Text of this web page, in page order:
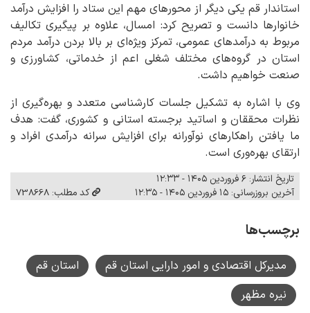
استاندار قم یکی دیگر از محورهای مهم این ستاد را افزایش درآمد
خانوارها دانست و تصریح کرد: امسال، علاوه بر پیگیری تکالیف
مربوط به درآمدهای عمومی، تمرکز ویژه‌ای بر بالا بردن درآمد مردم
استان در گروه‌های مختلف شغلی اعم از خدماتی، کشاورزی و
صنعت خواهیم داشت.
وی با اشاره به تشکیل جلسات کارشناسی متعدد و بهره‌گیری از
نظرات محققان و اساتید برجسته استانی و کشوری، گفت: هدف
ما یافتن راهکارهای نوآورانه برای افزایش سرانه درآمدی افراد و
ارتقای بهره‌وری است.
تاریخ انتشار: ۶ فروردین ۱۴۰۵ - ۱۲:۳۳
آخرین بروزرسانی: ۱۵ فروردین ۱۴۰۵ - ۱۲:۳۵
کد مطلب: 738668
برچسب‌ها
مدیرکل اقتصادی و امور دارایی استان قم
استان قم
نیره مظهر